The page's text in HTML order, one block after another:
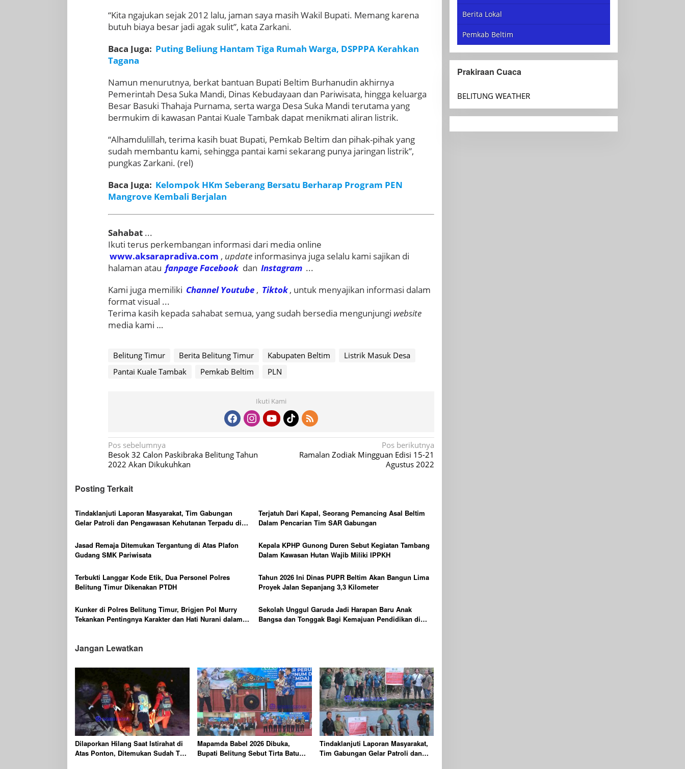
“Kita ngajukan sejak 2012 lalu, jaman saya masih Wakil Bupati. Memang karena
butuh biaya besar jadi agak sulit”, kata Zarkani.
Baca Juga: Puting Beliung Hantam Tiga Rumah Warga, DSPPPA Kerahkan
Tagana
Namun menurutnya, berkat bantuan Bupati Beltim Burhanudin akhirnya
Pemerintah Desa Suka Mandi, Dinas Kebudayaan dan Pariwisata, hingga keluarga
Besar Basuki Thahaja Purnama, serta warga Desa Suka Mandi terutama yang
bermukim di kawasan Pantai Kuale Tambak dapat menikmati aliran listrik.
“Alhamdulillah, terima kasih buat Bupati, Pemkab Beltim dan pihak-pihak yang
sudah membantu kami, sehingga pantai kami sekarang punya jaringan listrik”,
pungkas Zarkani. (rel)
Baca Juga: Kelompok HKm Seberang Bersatu Berharap Program PEN
Mangrove Kembali Berjalan
Sahabat...
Ikuti terus perkembangan informasi dari media online
www.aksarapradiva.com , updateinformasinya juga selalu kami sajikan di
halaman atau fanpageFacebook dan Instagram ...
Kami juga memiliki Channel Youtube , Tiktok, untuk menyajikan informasi dalam
format visual ...
Terima kasih kepada sahabat semua, yang sudah bersedia mengunjungi website
media kami …
Belitung Timur Berita Belitung Timur Kabupaten Beltim
Listrik Masuk Desa
Pantai Kuale Tambak
Pemkab Beltim PLN
Ikuti Kami
Navigasi
pos
Pos sebelumnya
Besok 32 Calon Paskibraka Belitung Tahun
2022 Akan Dikukuhkan
Pos berikutnya
Ramalan Zodiak Mingguan Edisi 15-21
Agustus 2022
Posting Terkait
Tindaklanjuti Laporan Masyarakat, Tim Gabungan
Gelar Patroli dan Pengawasan Kehutanan Terpadu di
Terjatuh Dari Kapal, Seorang Pemancing Asal Beltim
Dalam Pencarian Tim SAR Gabungan
Jasad Remaja Ditemukan Tergantung di Atas Plafon
Gudang SMK Pariwisata
Kepala KPHP Gunong Duren Sebut Kegiatan Tambang
Dalam Kawasan Hutan Wajib Miliki IPPKH
Terbukti Langgar Kode Etik, Dua Personel Polres
Belitung Timur Dikenakan PTDH
Tahun 2026 Ini Dinas PUPR Beltim Akan Bangun Lima
Proyek Jalan Sepanjang 3,3 Kilometer
Kunker di Polres Belitung Timur, Brigjen Pol Murry
Tekankan Pentingnya Karakter dan Hati Nurani dalam
Sekolah Unggul Garuda Jadi Harapan Baru Anak
Bangsa dan Tonggak Bagi Kemajuan Pendidikan di
Jangan Lewatkan
Dilaporkan Hilang Saat Istirahat di
Atas Ponton, Ditemukan Sudah Tak
Mapamda Babel 2026 Dibuka,
Bupati Belitung Sebut Tirta Batu
Tindaklanjuti Laporan Masyarakat,
Tim Gabungan Gelar Patroli dan
Berita Lokal
Pemkab Beltim
Prakiraan Cuaca
BELITUNG WEATHER